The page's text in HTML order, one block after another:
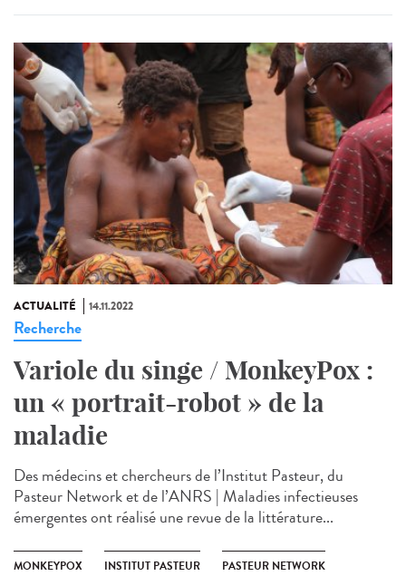
ACTUALITÉ 14.11.2022
Recherche
Variole du singe / MonkeyPox :
un « portrait-robot » de la
maladie
Des médecins et chercheurs de l’Institut Pasteur, du
Pasteur Network et de l’ANRS | Maladies infectieuses
émergentes ont réalisé une revue de la littérature...
MONKEYPOX INSTITUT PASTEUR PASTEUR NETWORK